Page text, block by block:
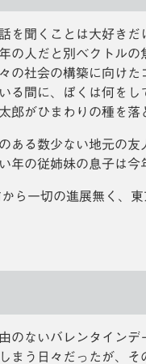
を聞くことは大好きだ
の人だと別ベクトルの
の社会の構築に向けた
る間に、ぼくは何をし
郎がひまわりの種を落
ある数少ない地元の友
年の従姉妹の息子は今
ら一切の進展無く、
のないバレンタインデ
まう日々だったが、そ